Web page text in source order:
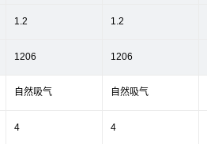
1.2 1.2
1206 1206
自然吸气 自然吸气
4 4